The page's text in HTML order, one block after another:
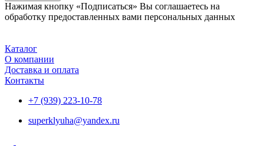
Нажимая кнопку «Подписаться» Вы соглашаетесь на
обработку предоставленных вами персональных данных
Каталог
О компании
Доставка и оплата
Контакты
+7 (939) 223-10-78
superklyuha@yandex.ru